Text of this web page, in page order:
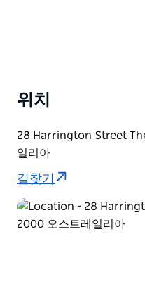
위치
28 Harrington Street
일리아
길찾기